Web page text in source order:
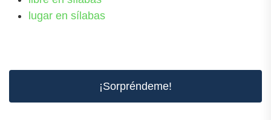
lugar en sílabas
¡Sorpréndeme!